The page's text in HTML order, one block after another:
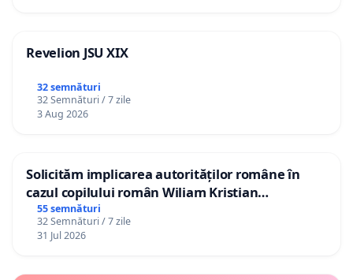
Revelion JSU XIX
32 semnături
32 Semnături / 7 zile
3 Aug 2026
Solicităm implicarea autorităților române în
cazul copilului român Wiliam Kristian
Gheorghe, aflat în plasament în Danemarca de
12 ani
55 semnături
32 Semnături / 7 zile
31 Jul 2026